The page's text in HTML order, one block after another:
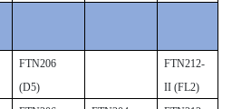
FTN206
(D5)
FTN212-
II (FL2)